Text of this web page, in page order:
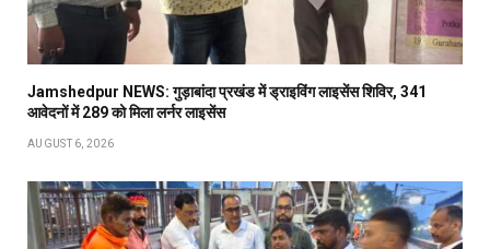
Jamshedpur NEWS: गुड़ाबांदा प्रखंड में ड्राइविंग लाइसेंस शिविर, 341
आवेदनों में 289 को मिला लर्नर लाइसेंस
AUGUST 6, 2026